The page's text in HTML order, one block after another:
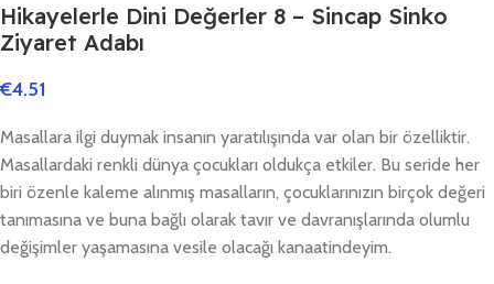
Hikayelerle Dini Değerler 8 – Sincap Sinko
Ziyaret Adabı
€4.51
Masallara ilgi duymak insanın yaratılışında var olan bir özelliktir.
Masallardaki renkli dünya çocukları oldukça etkiler. Bu seride her
biri özenle kaleme alınmış masalların, çocuklarınızın birçok değeri
tanımasına ve buna bağlı olarak tavır ve davranışlarında olumlu
değişimler yaşamasına vesile olacağı kanaatindeyim.